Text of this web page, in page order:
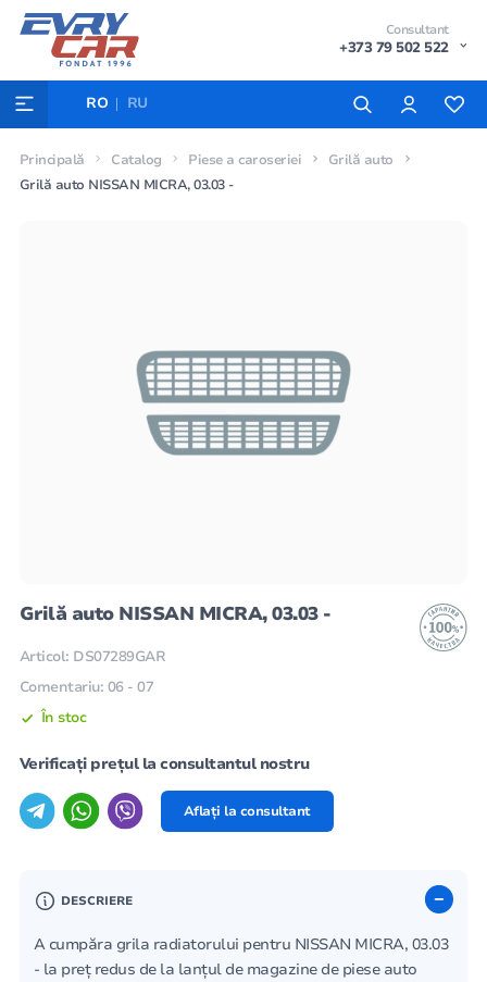
Consultant
+373 79 502 522
RO RU
Principală Catalog Piese a caroseriei
Grilă auto
Grilă auto NISSAN MICRA, 03.03 -
Grilă auto NISSAN MICRA, 03.03 -
Articol: DS07289GAR
Comentariu: 06 - 07
În stoc
Verificați prețul la consultantul nostru
Aflați la consultant
DESCRIERE
A cumpăra grila radiatorului pentru NISSAN MICRA, 03.03
- la preț redus de la lanțul de magazine de piese auto